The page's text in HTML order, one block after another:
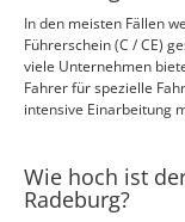
In den meisten Fällen
Führerschein (C / CE)
viele Unternehmen
Fahrer für spezielle
intensive Einarbeitung
Wie hoch ist
Radeburg?